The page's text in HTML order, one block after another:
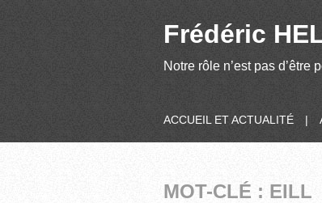
Frédéric
Notre rôle n’est pas
ACCUEIL ET ACTUALITÉ |
MOT-CLÉ : EILL